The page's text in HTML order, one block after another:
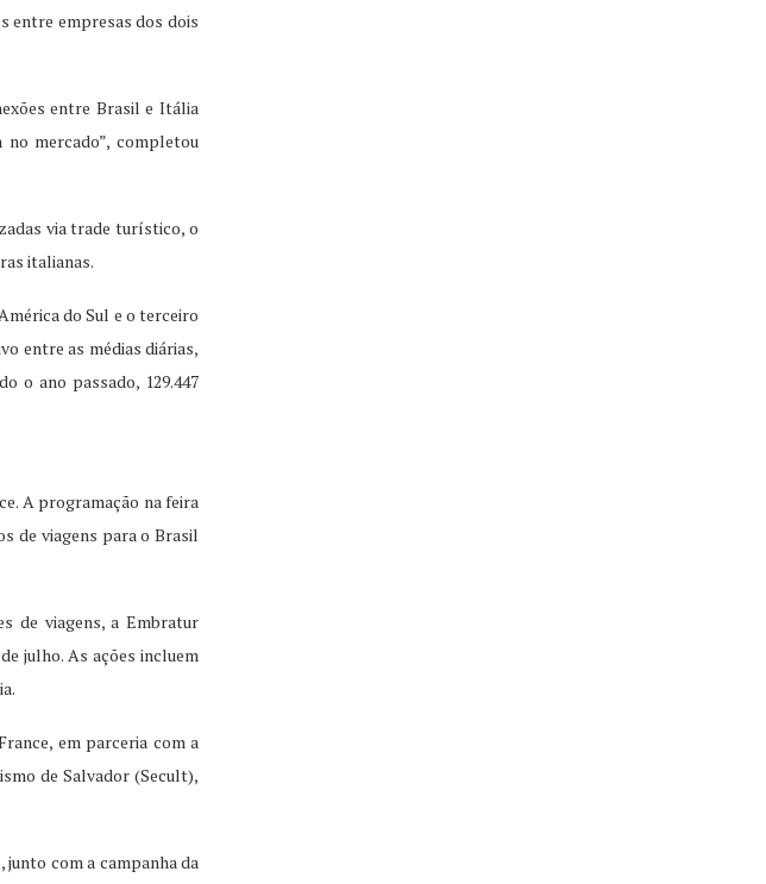
entre empresas dos dois
entre Brasil e Itália
mercado”, completou
via trade turístico, o
italianas.
do Sul e o terceiro
entre as médias diárias,
o ano passado, 129.447
A programação na feira
de viagens para o Brasil
de viagens, a Embratur
julho. As ações incluem
em parceria com a
de Salvador (Secult),
junto com a campanha da